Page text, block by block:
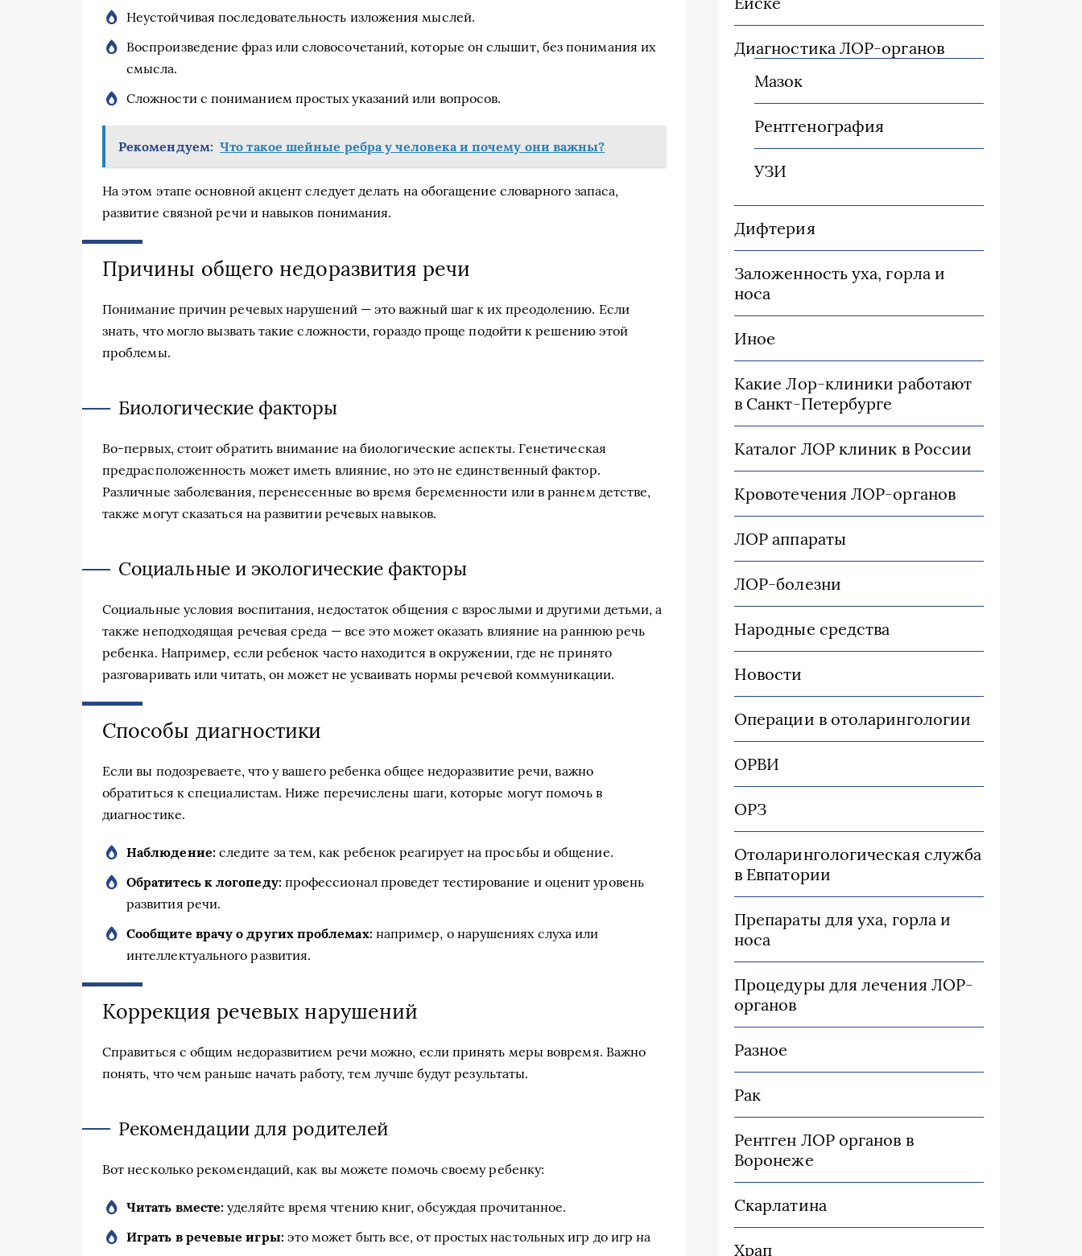
Неустойчивая последовательность изложения мыслей.
Воспроизведение фраз или словосочетаний, которые он слышит, без понимания их
смысла.
Сложности с пониманием простых указаний или вопросов.
Рекомендуем: Что такое шейные ребра у человека и почему они важны?
На этом этапе основной акцент следует делать на обогащение словарного запаса,
развитие связной речи и навыков понимания.
Причины общего недоразвития речи
Понимание причин речевых нарушений — это важный шаг к их преодолению. Если
знать, что могло вызвать такие сложности, гораздо проще подойти к решению этой
проблемы.
Биологические факторы
Во-первых, стоит обратить внимание на биологические аспекты. Генетическая
предрасположенность может иметь влияние, но это не единственный фактор.
Различные заболевания, перенесенные во время беременности или в раннем детстве,
также могут сказаться на развитии речевых навыков.
Социальные и экологические факторы
Социальные условия воспитания, недостаток общения с взрослыми и другими детьми, а
также неподходящая речевая среда — все это может оказать влияние на раннюю речь
ребенка. Например, если ребенок часто находится в окружении, где не принято
разговаривать или читать, он может не усваивать нормы речевой коммуникации.
Способы диагностики
Если вы подозреваете, что у вашего ребенка общее недоразвитие речи, важно
обратиться к специалистам. Ниже перечислены шаги, которые могут помочь в
диагностике.
Наблюдение: следите за тем, как ребенок реагирует на просьбы и общение.
Обратитесь к логопеду: профессионал проведет тестирование и оценит уровень
развития речи.
Сообщите врачу о других проблемах: например, о нарушениях слуха или
интеллектуального развития.
Коррекция речевых нарушений
Справиться с общим недоразвитием речи можно, если принять меры вовремя. Важно
понять, что чем раньше начать работу, тем лучше будут результаты.
Рекомендации для родителей
Вот несколько рекомендаций, как вы можете помочь своему ребенку:
Читать вместе: уделяйте время чтению книг, обсуждая прочитанное.
Играть в речевые игры: это может быть все, от простых настольных игр до игр на
Диагностика ЛОР-органов
Мазок
Рентгенография
УЗИ
Дифтерия
Заложенность уха, горла и
носа
Иное
Какие Лор-клиники работают
в Санкт-Петербурге
Каталог ЛОР клиник в России
Кровотечения ЛОР-органов
ЛОР аппараты
ЛОР-болезни
Народные средства
Новости
Операции в отоларингологии
ОРВИ
ОРЗ
Отоларингологическая служба
в Евпатории
Препараты для уха, горла и
носа
Процедуры для лечения ЛОР-
органов
Разное
Рак
Рентген ЛОР органов в
Воронеже
Скарлатина
Храп